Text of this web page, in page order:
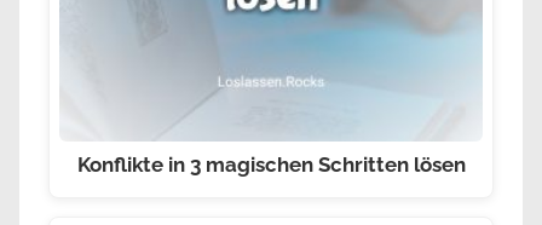
Konflikte in 3 magischen Schritten lösen